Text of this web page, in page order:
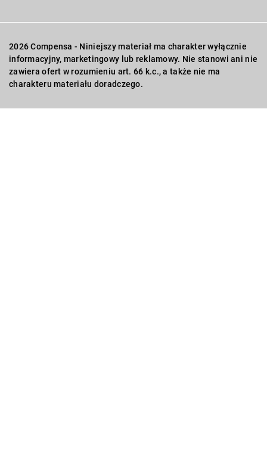
2026 Compensa - Niniejszy materiał ma charakter wyłącznie
informacyjny, marketingowy lub reklamowy. Nie stanowi ani nie
zawiera ofert w rozumieniu art. 66 k.c., a także nie ma
charakteru materiału doradczego.